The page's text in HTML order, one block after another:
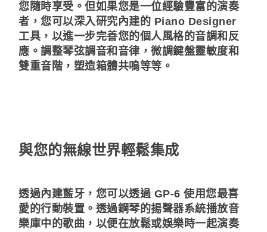
您隨時享受。但如果您是一位經驗豐富的演奏
者，您可以深入研究內建的 Piano Designer
工具，以進一步完善您的個人風格的音調和反
應。調整琴弦調音和音律，微調鍵盤靈敏度和
雙重音階，塑造箱體共鳴等等。
與您的無線世界輕鬆集成
透過內建藍牙，您可以透過 GP-6 使用您最喜
愛的行動裝置。透過鋼琴的揚聲器系統播放音
樂庫中的歌曲，以便在放鬆或娛樂時一起演奏